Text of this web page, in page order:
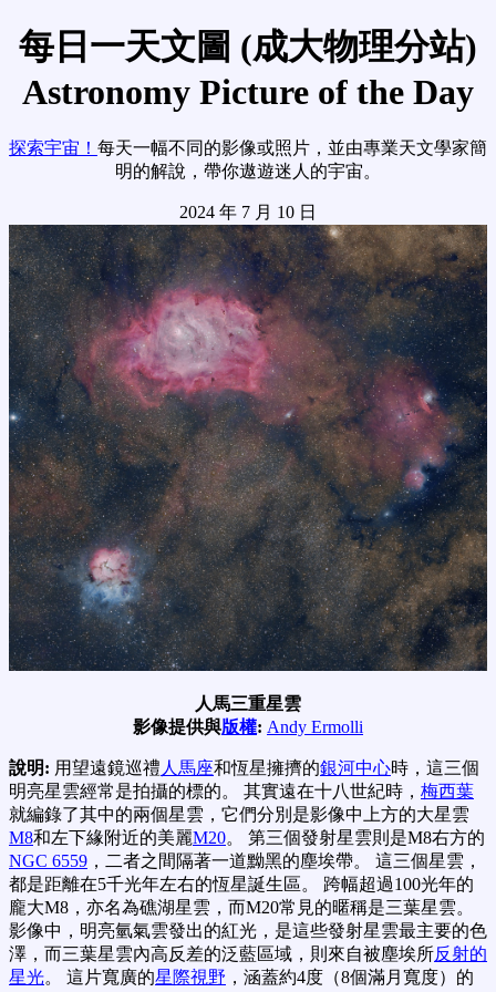
每日一天文圖 (成大物理分站)
Astronomy Picture of the Day
探索宇宙！ 每天一幅不同的影像或照片，並由專業天文學家簡
明的解說，帶你遨遊迷人的宇宙。
2024 年 7 月 10 日
人馬三重星雲
影像提供與版權: Andy Ermolli
說明: 用望遠鏡巡禮 人馬座和恆星擁擠的銀河中心時，這三個
明亮星雲經常是拍攝的標的。 其實遠在十八世紀時， 梅西葉
就編錄了其中的兩個星雲，它們分別是影像中上方的大星雲
M8和左下緣附近的美麗M20。 第三個發射星雲則是M8右方的
NGC 6559 ，二者之間隔著一道黝黑的塵埃帶。 這三個星雲，
都是距離在5千光年左右的恆星誕生區。 跨幅超過100光年的
龐大M8，亦名為礁湖星雲，而M20常見的暱稱是三葉星雲。
影像中，明亮氫氣雲發出的紅光，是這些發射星雲最主要的色
澤，而三葉星雲內高反差的泛藍區域，則來自被塵埃所反射的
星光。 這片寬廣的星際視野 ，涵蓋約4度（8個滿月寬度）的